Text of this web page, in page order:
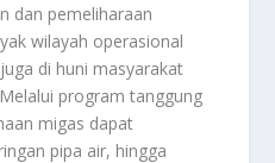
dan pemeliharaan
wilayah operasional
di huni masyarakat
program tanggung
migas dapat
pipa air, hingga